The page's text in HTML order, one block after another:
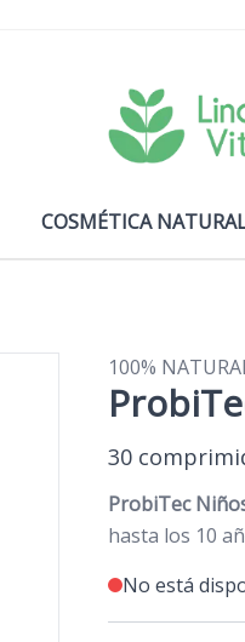
COSMÉTICA
100%
30
ProbiTec
hasta los 10
No está